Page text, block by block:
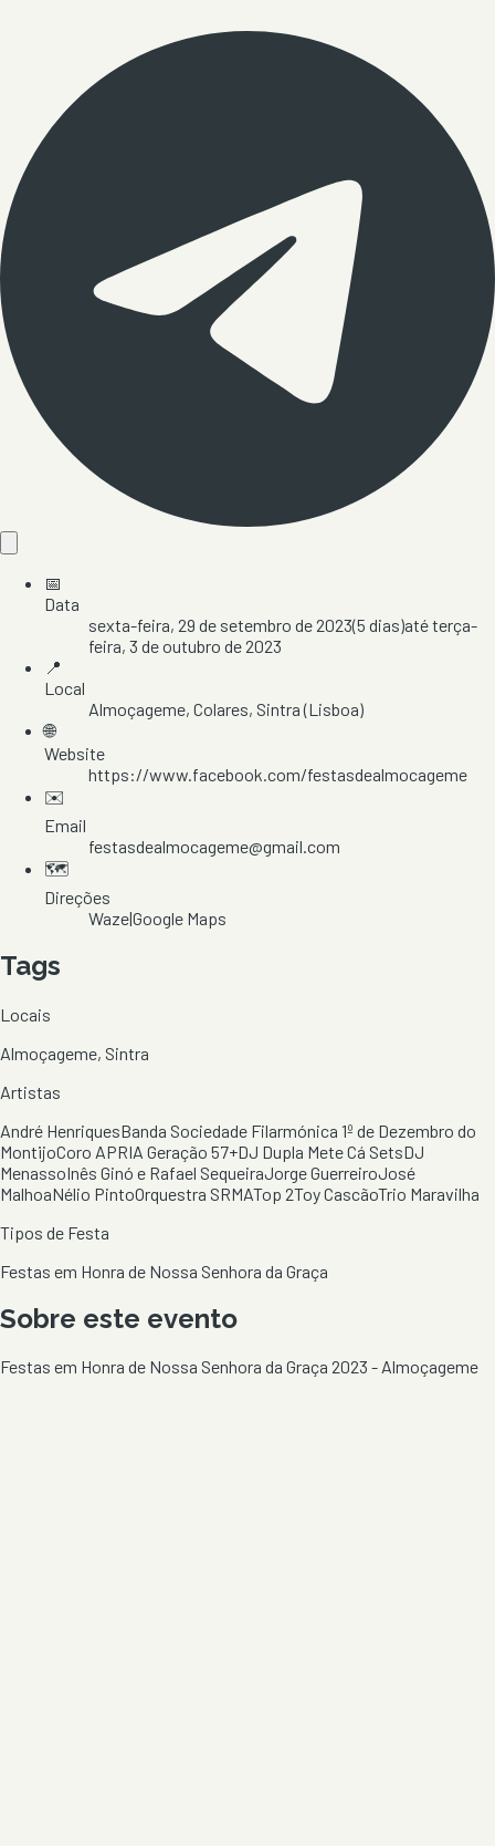
📅
Data
sexta-feira, 29 de setembro de 2023(5 dias)atéterça-
feira, 3 de outubro de 2023
📍
Local
Almoçageme, Colares, Sintra(Lisboa)
🌐
Website
https://www.facebook.com/festasdealmocageme
✉️
Email
festasdealmocageme@gmail.com
🗺️
Direções
Waze|Google Maps
Tags
Locais
Almoçageme, Sintra
Artistas
André HenriquesBanda Sociedade Filarmónica 1º de Dezembro do
MontijoCoro APRIA Geração 57+DJ Dupla Mete Cá SetsDJ
MenassoInês Ginó e Rafael SequeiraJorge GuerreiroJosé
MalhoaNélio PintoOrquestra SRMATop 2Toy CascãoTrio Maravilha
Tipos de Festa
Festas em Honra de Nossa Senhora da Graça
Sobre este evento
Festas em Honra de Nossa Senhora da Graça 2023 - Almoçageme